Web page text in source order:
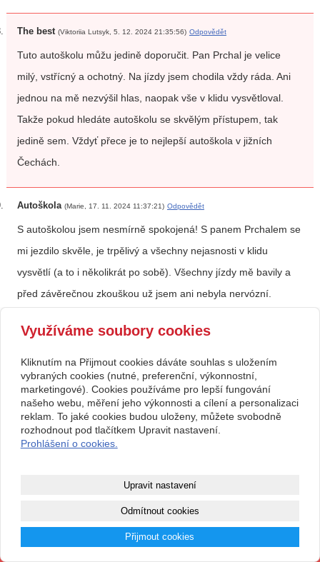
The best (Viktoriia Lutsyk, 5. 12. 2024 21:35:56) Odpovědět
Tuto autoškolu můžu jedině doporučit. Pan Prchal je velice
milý, vstřícný a ochotný. Na jízdy jsem chodila vždy ráda. Ani
jednou na mě nezvýšil hlas, naopak vše v klidu vysvětloval.
Takže pokud hledáte autoškolu se skvělým přístupem, tak
jedině sem. Vždyť přece je to nejlepší autoškola v jižních
Čechách.
Autoškola (Marie, 17. 11. 2024 11:37:21) Odpovědět
S autoškolou jsem nesmírně spokojená! S panem Prchalem se
mi jezdilo skvěle, je trpělivý a všechny nejasnosti v klidu
vysvětlí (a to i několikrát po sobě). Všechny jízdy mě bavily a
před závěrečnou zkouškou už jsem ani nebyla nervózní.
Kladná recenze(Čuřín Matěj, 15. 11. 2024 19:34:00) Odpovědět
Pan Prchal byl po celou dobu autoskoly milý, nápomocný a
ochotný. Vše rozumně vysvětlil a ukázal na názorných
příkladech, Pok d to bylo, a to i opakovaně. Byl trpělivý ať slo o
cokoliv, i o rozlišování pravé a levé. Víc neż dostatečně mě
Využíváme soubory cookies
Kliknutím na Přijmout cookies dáváte souhlas s uložením
vybraných cookies (nutné, preferenční, výkonnostní,
marketingové). Cookies používáme pro lepší fungování
našeho webu, měření jeho výkonnosti a cílení a personalizaci
reklam. To jaké cookies budou uloženy, můžete svobodně
rozhodnout pod tlačítkem Upravit nastavení.
Prohlášení o cookies.
Upravit nastavení
Odmítnout cookies
Přijmout cookies